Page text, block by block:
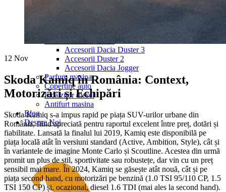
Peste 450 litri
Accesorii auto masina
Accesorii Dacia Duster 3
Accesorii Duster 2
Accesorii Dacia Jogger
Parfum masina
Copertine auto
Incalzitor diesel
Antifurt masina
Blog
Despre Noi
12 Nov
Skoda Kamiq în România: Context,
Motorizări și Echipări
Skoda Kamiq s-a impus rapid pe piața SUV-urilor urbane din
România, fiind apreciată pentru raportul excelent între preț, dotări și
fiabilitate. Lansată la finalul lui 2019, Kamiq este disponibilă pe
piața locală atât în versiuni standard (Active, Ambition, Style), cât și
în variantele de imagine Monte Carlo și Scoutline. Acestea din urmă
promit un plus de stil, sportivitate sau robustețe, dar vin cu un preț
sensibil mai mare. În 2024, Kamiq se găsește atât nouă, cât și pe
piața second hand, cu motorizări pe benzină (1.0 TSI 95/110 CP, 1.5
TSI 150 CP) și, ocazional, diesel 1.6 TDI (mai ales la second hand).